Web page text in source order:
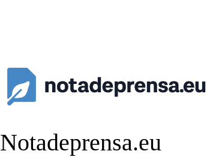
Notadeprensa.eu